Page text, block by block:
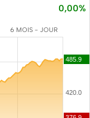
0,00%
6 MOIS - JOUR